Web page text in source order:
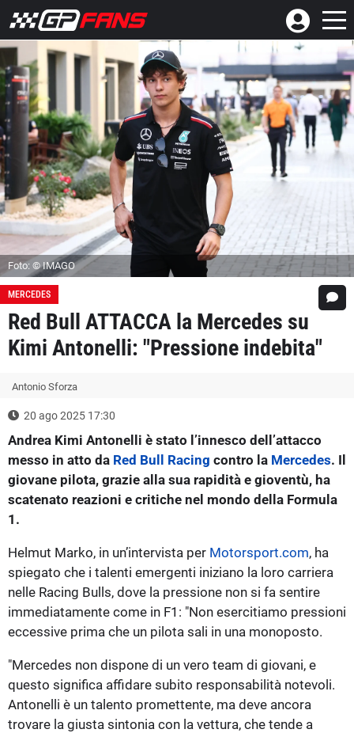
Foto: © IMAGO
MERCEDES
Red Bull ATTACCA la Mercedes su
Kimi Antonelli: "Pressione indebita"
Antonio Sforza
20 ago 2025 17:30
Andrea Kimi Antonelli è stato l’innesco dell’attacco
messo in atto da Red Bull Racing contro la Mercedes. Il
giovane pilota, grazie alla sua rapidità e gioventù, ha
scatenato reazioni e critiche nel mondo della Formula
1.
Helmut Marko, in un’intervista per Motorsport.com, ha
spiegato che i talenti emergenti iniziano la loro carriera
nelle Racing Bulls, dove la pressione non si fa sentire
immediatamente come in F1: "Non esercitiamo pressioni
eccessive prima che un pilota sali in una monoposto.
"Mercedes non dispone di un vero team di giovani, e
questo significa affidare subito responsabilità notevoli.
Antonelli è un talento promettente, ma deve ancora
trovare la giusta sintonia con la vettura, che tende a